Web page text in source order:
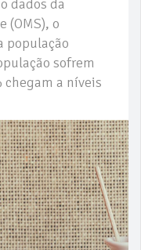
dados da
(OMS), o
população
sofrem
chegam a níveis